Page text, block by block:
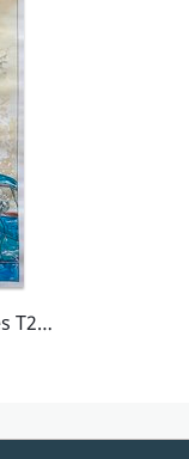
Chroniques Américaines T2 - Exlibris